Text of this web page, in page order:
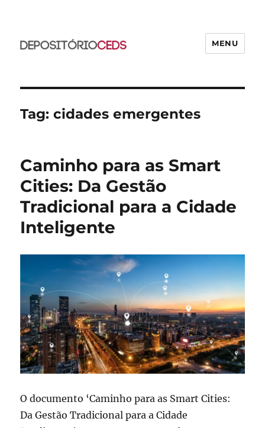
MENU
Tag:cidades emergentes
Caminho para as Smart
Cities: Da Gestão
Tradicional para a Cidade
Inteligente
O documento ‘Caminho para as Smart Cities:
Da Gestão Tradicional para a Cidade